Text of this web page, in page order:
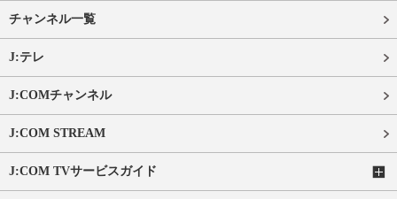
チャンネル一覧
J:テレ
J:COMチャンネル
J:COM STREAM
J:COM TVサービスガイド